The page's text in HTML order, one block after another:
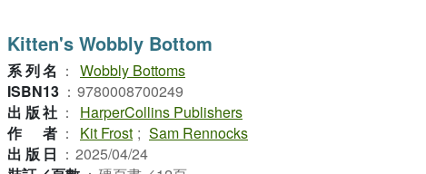
Kitten's Wobbly Bottom
系列名 ： Wobbly Bottoms
ISBN13 ： 9780008700249
出版社 ：
HarperCollins Publishers
作者 ： Kit Frost ; Sam Rennocks
出版日 ： 2025/04/24